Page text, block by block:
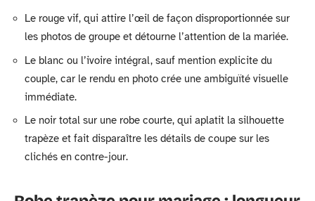
Le rouge vif, qui attire l’œil de façon disproportionnée sur
les photos de groupe et détourne l’attention de la mariée.
Le blanc ou l’ivoire intégral, sauf mention explicite du
couple, car le rendu en photo crée une ambiguïté visuelle
immédiate.
Le noir total sur une robe courte, qui aplatit la silhouette
trapèze et fait disparaître les détails de coupe sur les
clichés en contre-jour.